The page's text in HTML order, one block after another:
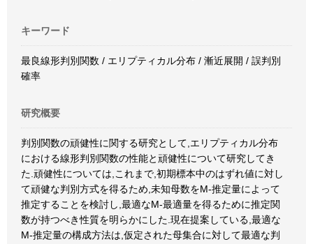
キーワード
最良線形判別関数 / エリプティカル分布 / 漸近展開 / 誤判別
確率
研究概要
判別関数の頑健性に関する研究として,エリプティカル分布
における線形判別関数の性能と頑健性について研究してき
た.頑健性については,これまで,初期標本中のはずれ値に対し
て頑健な判別方式を得るため,未知母数をM-推定量によって
推定することを検討し,最適なM-最適量を得るために推定関
数が持つべき性質を明らかにした.現在提案している,最適な
M-推定量の構成方法は,仮定された母集合に対して最適な判